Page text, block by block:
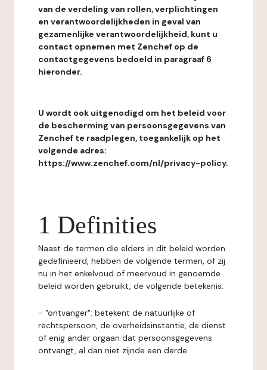
van de verdeling van rollen, verplichtingen
en verantwoordelijkheden in geval van
gezamenlijke verantwoordelijkheid, kunt u
contact opnemen met Zenchef op de
contactgegevens bedoeld in paragraaf 6
hieronder.
U wordt ook uitgenodigd om het beleid voor
de bescherming van persoonsgegevens van
Zenchef te raadplegen, toegankelijk op het
volgende adres:
https://www.zenchef.com/nl/privacy-policy.
1 Definities
Naast de termen die elders in dit beleid worden
gedefinieerd, hebben de volgende termen, of zij
nu in het enkelvoud of meervoud in genoemde
beleid worden gebruikt, de volgende betekenis:
- "ontvanger": betekent de natuurlijke of
rechtspersoon, de overheidsinstantie, de dienst
of enig ander orgaan dat persoonsgegevens
ontvangt, al dan niet zijnde een derde.